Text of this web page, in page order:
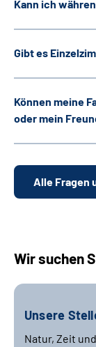
Kann ich
Gibt es
Können meine
oder mein
Alle Fragen
Wir suchen
Unsere
Natur, Zeit